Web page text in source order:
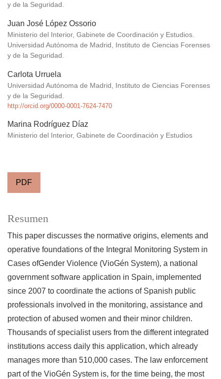
y de la Seguridad.
Juan José López Ossorio
Ministerio del Interior, Gabinete de Coordinación y Estudios.
Universidad Autónoma de Madrid, Instituto de Ciencias Forenses
y de la Seguridad.
Carlota Urruela
Universidad Autónoma de Madrid, Instituto de Ciencias Forenses
y de la Seguridad.
http://orcid.org/0000-0001-7624-7470
Marina Rodríguez Díaz
Ministerio del Interior, Gabinete de Coordinación y Estudios
PDF
Resumen
This paper discusses the normative origins, elements and
operative foundations of the Integral Monitoring System in
Cases ofGender Violence (VioGén System), a national
government software application in Spain, implemented
since 2007 to coordinate the actions of Spanish public
professionals involved in the monitoring, assistance and
protection of abused women and their minor children.
Thousands of specialist users from the different integrated
institutions access daily this application, which already
manages more than 510,000 cases. The law enforcement
part of the VioGén System is, for the time being, the most